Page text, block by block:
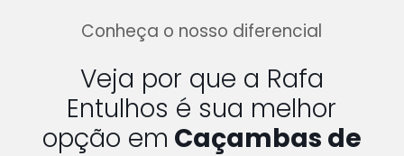
Conheça o nosso diferencial
Veja por que a Rafa
Entulhos é sua melhor
opção em Caçambas de